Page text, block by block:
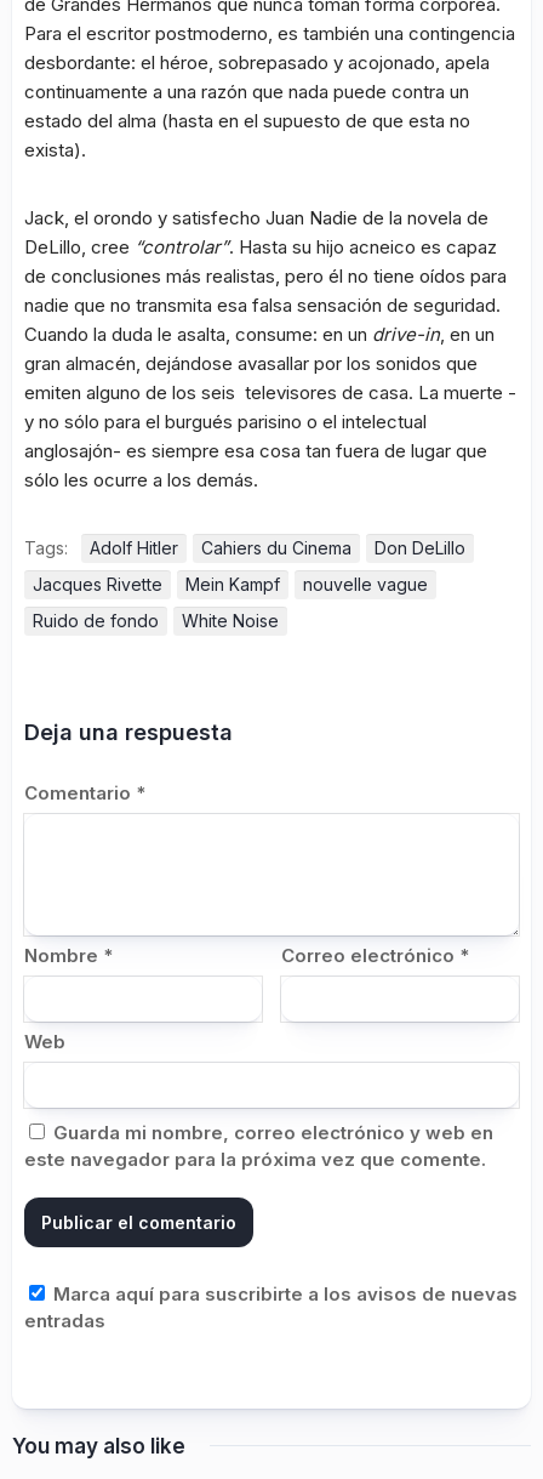
Para el escritor postmoderno, es también una contingencia
desbordante: el héroe, sobrepasado y acojonado, apela
continuamente a una razón que nada puede contra un
estado del alma (hasta en el supuesto de que esta no
exista).
Jack, el orondo y satisfecho Juan Nadie de la novela de
DeLillo, cree “controlar”. Hasta su hijo acneico es capaz
de conclusiones más realistas, pero él no tiene oídos para
nadie que no transmita esa falsa sensación de seguridad.
Cuando la duda le asalta, consume: en un drive-in, en un
gran almacén, dejándose avasallar por los sonidos que
emiten alguno de los seis televisores de casa. La muerte -
y no sólo para el burgués parisino o el intelectual
anglosajón- es siempre esa cosa tan fuera de lugar que
sólo les ocurre a los demás.
Tags: Adolf Hitler Cahiers du Cinema
Don DeLillo
Jacques Rivette
Mein Kampf
nouvelle vague
Ruido de fondo
White Noise
Deja una respuesta
Comentario *
Nombre * Correo electrónico *
Web
Guarda mi nombre, correo electrónico y web en
este navegador para la próxima vez que comente.
Marca aquí para suscribirte a los avisos de nuevas
entradas
You may also like